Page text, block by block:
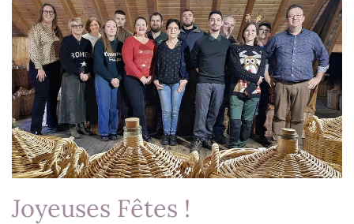
Joyeuses Fêtes !